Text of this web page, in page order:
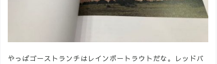
やっぱゴーストランチはレインボートラウトだな。レッドバ